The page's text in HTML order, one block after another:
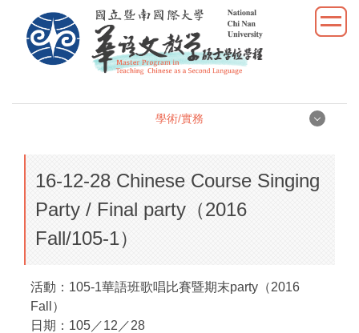
容
學術/實務
學位論文
學術研究
優秀表現
16-12-28 Chinese Course Singing
Party / Final party（2016
Fall/105-1）
活動：105-1華語班歌唱比賽暨期末party（2016
Fall）
日期：105／12／28